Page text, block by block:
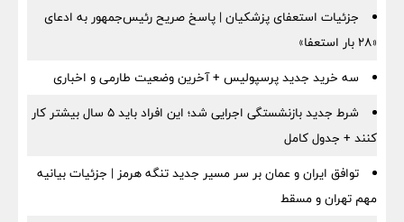
جزئیات استعفای پزشکیان | پاسخ صریح رئیس‌جمهور به ادعای
«۲۸ بار استعفا»
سه خرید جدید پرسپولیس + آخرین وضعیت طارمی و اخباری
شرط جدید بازنشستگی اجرایی شد؛ این افراد باید ۵ سال بیشتر کار
کنند + جدول کامل
توافق ایران و عمان بر سر مسیر جدید تنگه هرمز | جزئیات بیانیه
مهم تهران و مسقط